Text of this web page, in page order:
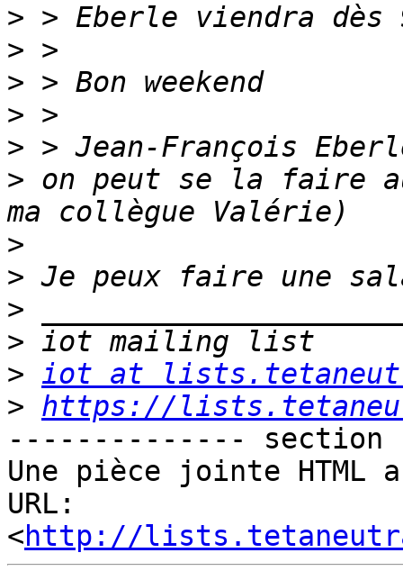
>
>
>
>
>
> on peut se la faire
>
>
>
>
> iot at
> https://
-------------- section
Une pièce jointe
URL:
<http://